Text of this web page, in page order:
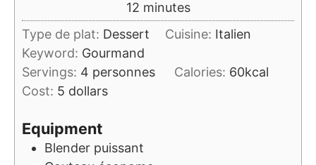
12minutes
minutes
Type de plat: Dessert Cuisine: Italien
Keyword: Gourmand
Servings: 4 personnes Calories: 60kcal
Cost: 5 dollars
Equipment
Blender puissant